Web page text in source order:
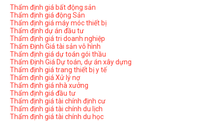
Thẩm định giá bất động sản
Thẩm định giá động Sản
Thẩm định giá máy móc thiết bị
Thẩm định dự án đầu tư
Thẩm định giá tri doanh nghiệp
Thẩm Định Giá tài sản vô hình
Thẩm định giá dự toán gói thầu
Thẩm Định Giá Dự toán, dự án xây dựng
Thẩm định giá trang thiết bị y tế
Thẩm định giá Xử lý nợ
Thẩm định giá nhà xưởng
Thẩm định giá đầu tư
Thẩm định giá tài chính định cư
Thẩm định giá tài chính du lịch
Thẩm định giá tài chính du học